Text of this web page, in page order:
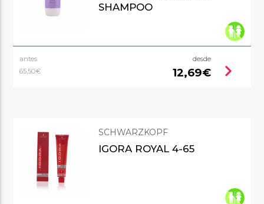
SHAMPOO
antes
65,50€
desde
12,69€ chevron_right
SCHWARZKOPF
IGORA ROYAL 4-65